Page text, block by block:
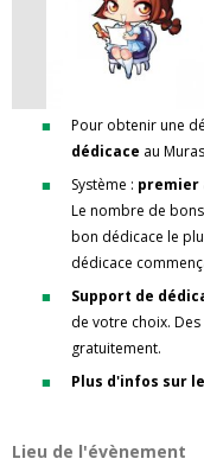
Pour obtenir une
dédicace au
Système : premier
Le nombre de
bon dédicace le
dédicace
Support de
de votre choix.
gratuitement.
Plus d'infos sur
Lieu de l'évènement